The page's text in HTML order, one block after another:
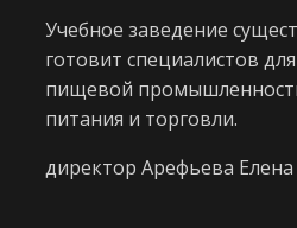
Учебное заведение
готовит специалистов
пищевой
питания и торговли.
директор Арефьева